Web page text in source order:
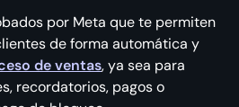
por Meta que te permiten
de forma automática y
de ventas, ya sea para
recordatorios, pagos o